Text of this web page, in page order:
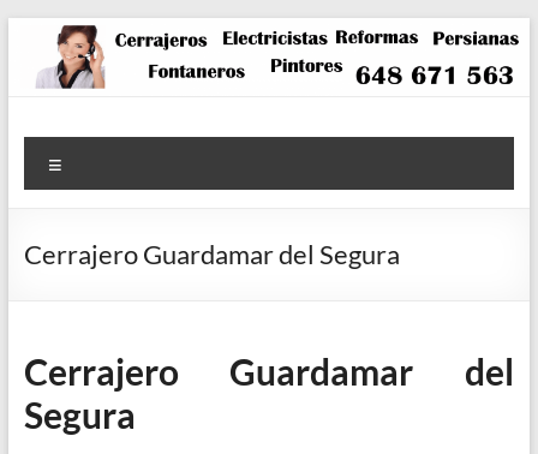
contenido
Cerrajero Guardamar del Segura
Cerrajero Guardamar del
Segura